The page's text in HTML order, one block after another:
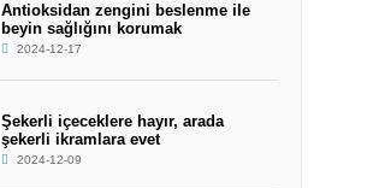
Antioksidan zengini beslenme ile
beyin sağlığını korumak
2024-12-17
Şekerli içeceklere hayır, arada
şekerli ikramlara evet
2024-12-09